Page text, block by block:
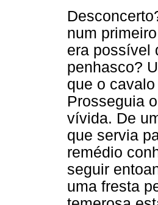
num
era possível
penhasco?
que o
Prosseguia
vívida. De
que servia
remédio
seguir
uma fresta